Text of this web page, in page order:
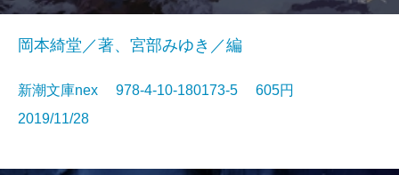
岡本綺堂／著、宮部みゆき／編
新潮文庫nex 978-4-10-180173-5 605円
2019/11/28